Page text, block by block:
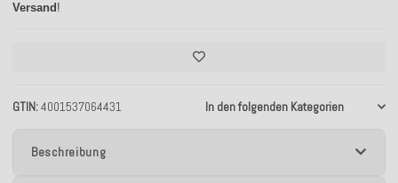
GTIN 4001537064431 In den folgenden Kategorien
Versand !
Beschreibung